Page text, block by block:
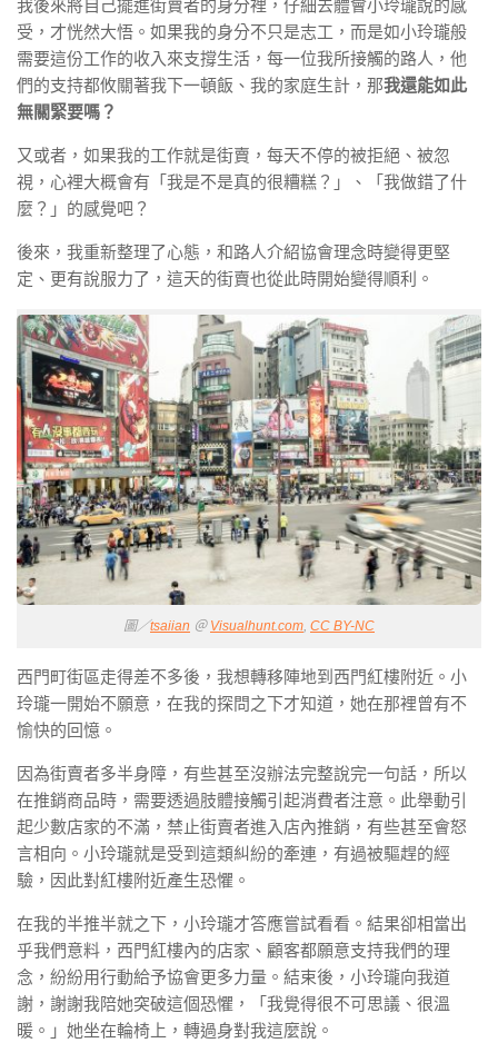
我後來將自己擺進街賣者的身分裡，仔細去體會小玲瓏說的感
受，才恍然大悟。如果我的身分不只是志工，而是如小玲瓏般
需要這份工作的收入來支撐生活，每一位我所接觸的路人，他
們的支持都攸關著我下一頓飯、我的家庭生計，那我還能如此
無關緊要嗎？
又或者，如果我的工作就是街賣，每天不停的被拒絕、被忽
視，心裡大概會有「我是不是真的很糟糕？」、「我做錯了什
麼？」的感覺吧？
後來，我重新整理了心態，和路人介紹協會理念時變得更堅
定、更有說服力了，這天的街賣也從此時開始變得順利。
圖／tsaiian ＠ Visualhunt.com, CC BY-NC
西門町街區走得差不多後，我想轉移陣地到西門紅樓附近。小
玲瓏一開始不願意，在我的探問之下才知道，她在那裡曾有不
愉快的回憶。
因為街賣者多半身障，有些甚至沒辦法完整說完一句話，所以
在推銷商品時，需要透過肢體接觸引起消費者注意。此舉動引
起少數店家的不滿，禁止街賣者進入店內推銷，有些甚至會怒
言相向。小玲瓏就是受到這類糾紛的牽連，有過被驅趕的經
驗，因此對紅樓附近產生恐懼。
在我的半推半就之下，小玲瓏才答應嘗試看看。結果卻相當出
乎我們意料，西門紅樓內的店家、顧客都願意支持我們的理
念，紛紛用行動給予協會更多力量。結束後，小玲瓏向我道
謝，謝謝我陪她突破這個恐懼，「我覺得很不可思議、很溫
暖。」她坐在輪椅上，轉過身對我這麼說。